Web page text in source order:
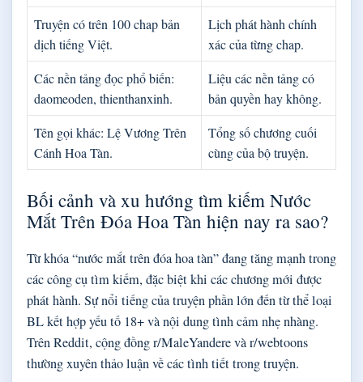
Truyện có trên 100 chap bản
dịch tiếng Việt.
Lịch phát hành chính
xác của từng chap.
Các nền tảng đọc phổ biến:
daomeoden, thienthanxinh.
Liệu các nền tảng có
bản quyền hay không.
Tên gọi khác: Lệ Vương Trên
Cánh Hoa Tàn.
Tổng số chương cuối
cùng của bộ truyện.
Bối cảnh và xu hướng tìm kiếm Nước
Mắt Trên Đóa Hoa Tàn hiện nay ra sao?
Từ khóa “nước mắt trên đóa hoa tàn” đang tăng mạnh trong
các công cụ tìm kiếm, đặc biệt khi các chương mới được
phát hành. Sự nổi tiếng của truyện phần lớn đến từ thể loại
BL kết hợp yếu tố 18+ và nội dung tình cảm nhẹ nhàng.
Trên Reddit, cộng đồng r/MaleYandere và r/webtoons
thường xuyên thảo luận về các tình tiết trong truyện.